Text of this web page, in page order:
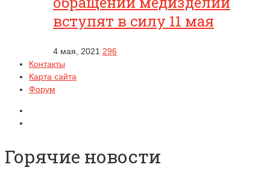
вступят в силу 11 мая
4 мая, 2021 296
Контакты
Карта сайта
Форум
Горячие новости